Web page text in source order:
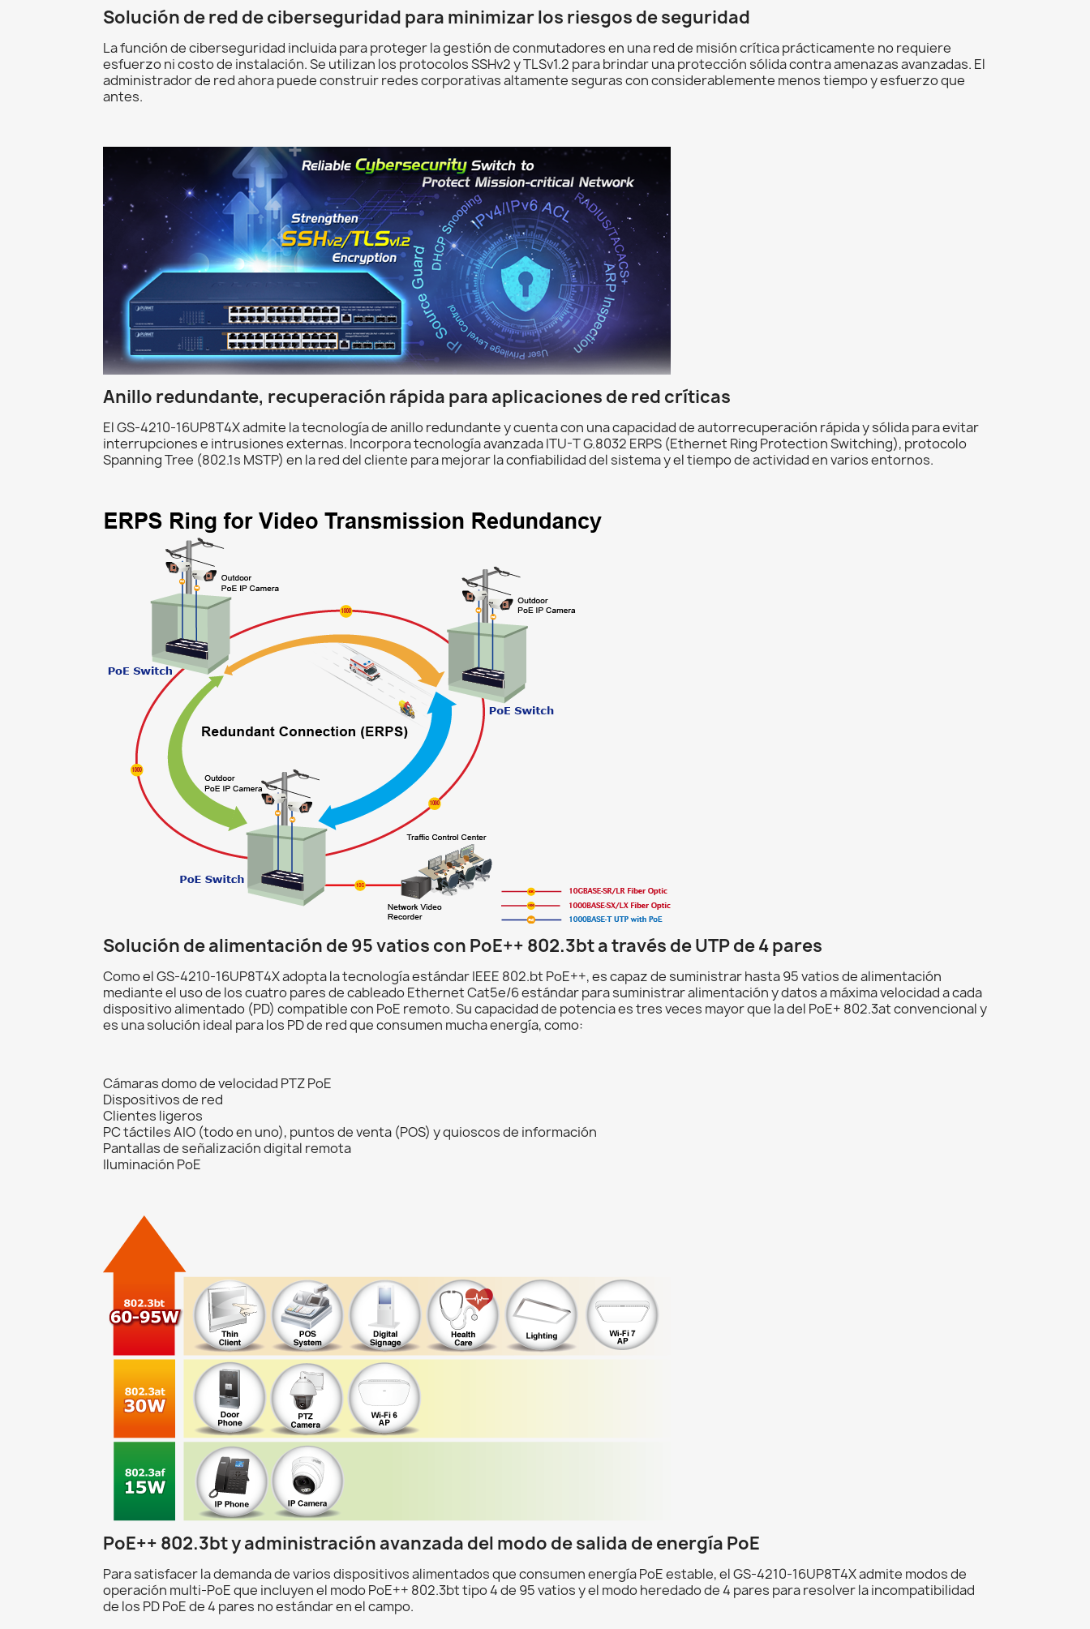
Solución de red de ciberseguridad para minimizar los riesgos de seguridad
La función de ciberseguridad incluida para proteger la gestión de conmutadores en una red de misión crítica prácticamente no requiere
esfuerzo ni costo de instalación. Se utilizan los protocolos SSHv2 y TLSv1.2 para brindar una protección sólida contra amenazas avanzadas. El
administrador de red ahora puede construir redes corporativas altamente seguras con considerablemente menos tiempo y esfuerzo que
antes.
Anillo redundante, recuperación rápida para aplicaciones de red críticas
El GS-4210-16UP8T4X admite la tecnología de anillo redundante y cuenta con una capacidad de autorrecuperación rápida y sólida para evitar
interrupciones e intrusiones externas. Incorpora tecnología avanzada ITU-T G.8032 ERPS (Ethernet Ring Protection Switching), protocolo
Spanning Tree (802.1s MSTP) en la red del cliente para mejorar la confiabilidad del sistema y el tiempo de actividad en varios entornos.
Solución de alimentación de 95 vatios con PoE++ 802.3bt a través de UTP de 4 pares
Como el GS-4210-16UP8T4X adopta la tecnología estándar IEEE 802.bt PoE++, es capaz de suministrar hasta 95 vatios de alimentación
mediante el uso de los cuatro pares de cableado Ethernet Cat5e/6 estándar para suministrar alimentación y datos a máxima velocidad a cada
dispositivo alimentado (PD) compatible con PoE remoto. Su capacidad de potencia es tres veces mayor que la del PoE+ 802.3at convencional y
es una solución ideal para los PD de red que consumen mucha energía, como:
Cámaras domo de velocidad PTZ PoE
Dispositivos de red
Clientes ligeros
PC táctiles AIO (todo en uno), puntos de venta (POS) y quioscos de información
Pantallas de señalización digital remota
Iluminación PoE
PoE++ 802.3bt y administración avanzada del modo de salida de energía PoE
Para satisfacer la demanda de varios dispositivos alimentados que consumen energía PoE estable, el GS-4210-16UP8T4X admite modos de
operación multi-PoE que incluyen el modo PoE++ 802.3bt tipo 4 de 95 vatios y el modo heredado de 4 pares para resolver la incompatibilidad
de los PD PoE de 4 pares no estándar en el campo.